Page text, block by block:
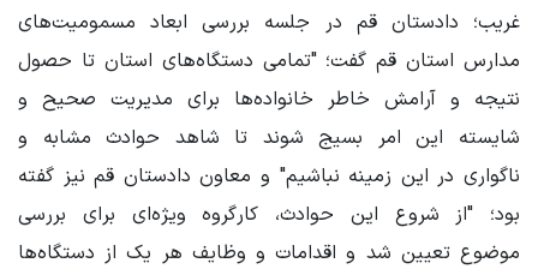
غریب؛ دادستان قم در جلسه بررسی ابعاد مسمومیت‌های
مدارس استان قم گفت؛ "تمامی دستگاه‌های استان تا حصول
نتیجه و آرامش خاطر خانواده‌ها برای مدیریت صحیح و
شایسته این امر بسیج شوند تا شاهد حوادث مشابه و
ناگواری در این زمینه نباشیم" و معاون دادستان قم نیز گفته
بود؛ "از شروع این حوادث، کارگروه ویژه‌ای برای بررسی
موضوع تعیین شد و اقدامات و وظایف هر یک از دستگاه‌ها